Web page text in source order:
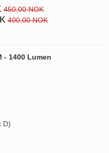
450,00 NOK
400,00 NOK
- 1400 Lumen
D)